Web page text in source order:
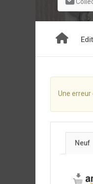
Une erreur
Neuf